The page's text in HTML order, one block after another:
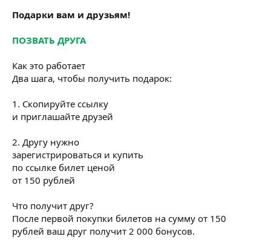
Подарки вам и друзьям!
ПОЗВАТЬ ДРУГА
Как это работает
Два шага, чтобы получить подарок:
1. Скопируйте ссылку
и приглашайте друзей
2. Другу нужно
зарегистрироваться и купить
по ссылке билет ценой
от 150 рублей
Что получит друг?
После первой покупки билетов на сумму от 150
рублей ваш друг получит 2 000 бонусов.